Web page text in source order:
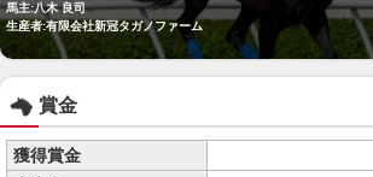
馬主:八木 良司
生産者:有限会社新冠タガノファーム
賞金
獲得賞金